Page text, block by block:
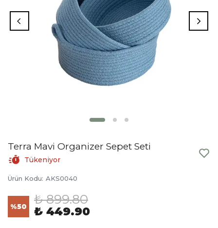
Terra Mavi Organizer Sepet Seti
Tükeniyor
Ürün Kodu: AKS0040
%50 ₺ 899.80
₺ 449.90